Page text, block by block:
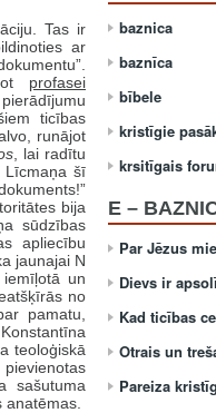
Tas ir
ar
profasei
ticības
runājot
, lai radītu
Līcmaņa šī
bija
sūdzības
apliecību
jaunajai N
un
no
pamatu,
teoloģiskā
sašutuma
baznica
baznīca
bībele
kristīgie
krsitīgais
E –
Par Jēzus
Dievs ir
Kad ticības
Otrais un
Pareiza